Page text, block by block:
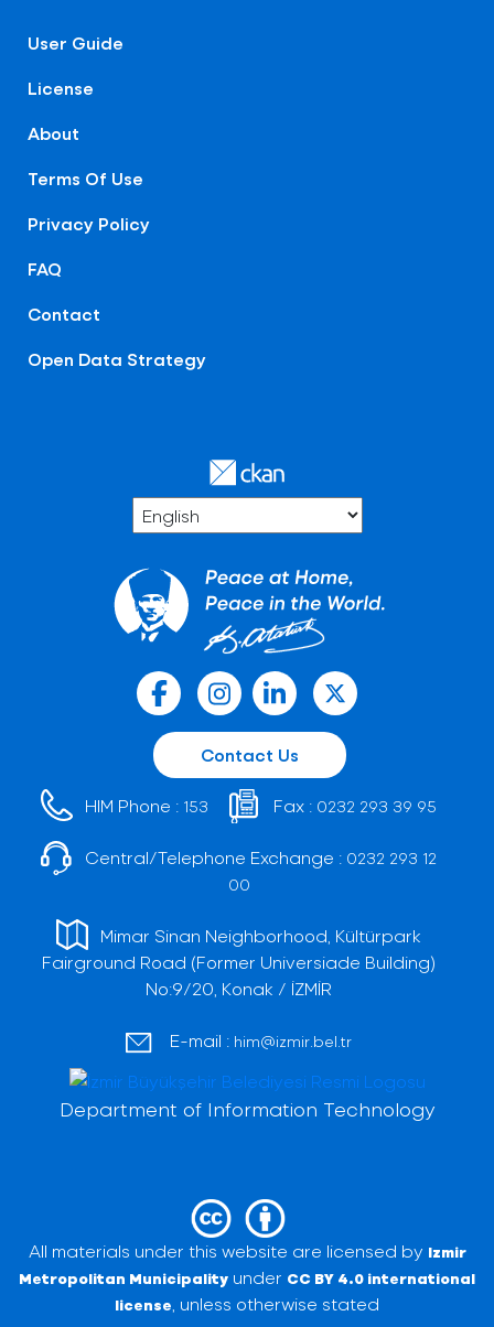
User Guide
License
About
Terms Of Use
Privacy Policy
FAQ
Contact
Open Data Strategy
Contact Us
HIM Phone : 153 Fax : 0232 293 39 95
Central/Telephone Exchange : 0232 293 12
00
Mimar Sinan Neighborhood, Kültürpark
Fairground Road (Former Universiade Building)
No:9/20, Konak / İZMİR
E-mail : him@izmir.bel.tr
Department of Information Technology
All materials under this website are licensed by Izmir
Metropolitan Municipality under CC BY 4.0 international
license, unless otherwise stated